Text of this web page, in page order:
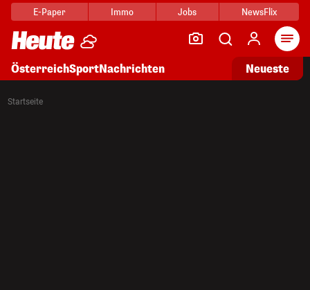
E-Paper Immo Jobs NewsFlix
ÖsterreichSportNachrichten Neueste
Startseite